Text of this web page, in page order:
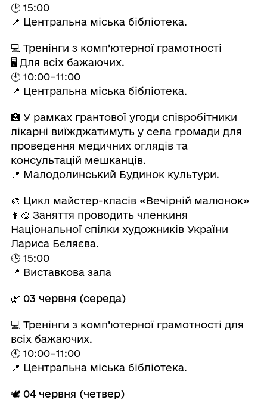
🕒 15:00
📍 Центральна міська бібліотека.
💻 Тренінги з комп’ютерної грамотності
🖥 Для всіх бажаючих.
🕙 10:00–11:00
📍 Центральна міська бібліотека.
🏥 У рамках грантової угоди співробітники
лікарні виїжджатимуть у села громади для
проведення медичних оглядів та
консультацій мешканців.
📍 Малодолинський Будинок культури.
🎨 Цикл майстер-класів «Вечірній малюнок»
👩‍🎨 Заняття проводить членкиня
Національної спілки художників України
Лариса Бєляєва.
🕒 15:00
📍 Виставкова зала
🌿 03 червня (середа)
💻 Тренінги з комп’ютерної грамотності для
всіх бажаючих.
🕙 10:00–11:00
📍 Центральна міська бібліотека.
🕊04 червня (четвер)